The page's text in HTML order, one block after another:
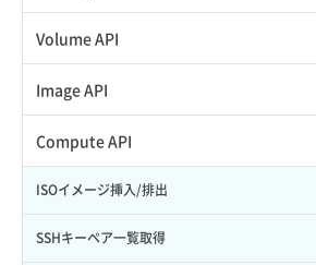
APIでVPSを作成する
API情報を確認する
Credential一覧取得
Credential作成
Credential削除
Credential詳細取得
サブユーザーからロールを紐づけ解除
Volume API
スナップショット一覧取得
スナップショット作成
スナップショット削除
スナップショット復元
Image API
ISOイメージアップロード
ISOイメージ作成
イメージ一覧取得
Compute API
ISOイメージ挿入/排出
SSHキーペア一覧取得